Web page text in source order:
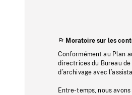
Moratoire sur les
Conformément au Plan
directrices du Bureau
d’archivage avec
Entre-temps, nous